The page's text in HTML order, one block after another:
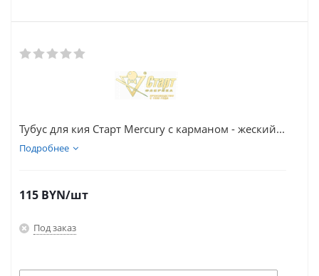
Тубус для кия Старт Mercury с карманом - жеский...
Подробнее
115 BYN/шт
Под заказ